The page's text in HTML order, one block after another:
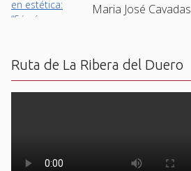
Maria José Cavadas
Ruta de La Ribera del Duero